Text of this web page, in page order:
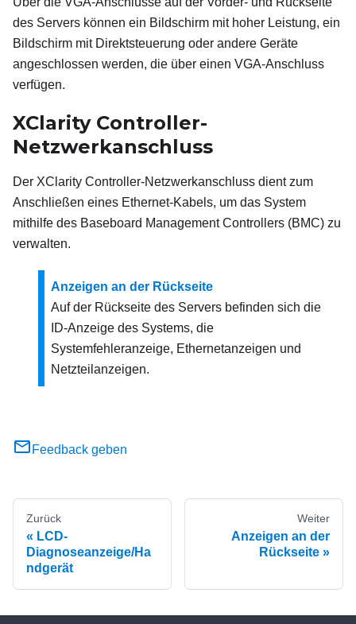
des Servers können ein Bildschirm mit hoher Leistung, ein
Bildschirm mit Direktsteuerung oder andere Geräte
angeschlossen werden, die über einen VGA-Anschluss
verfügen.
XClarity Controller-
Netzwerkanschluss
Der XClarity Controller-Netzwerkanschluss dient zum
Anschließen eines Ethernet-Kabels, um das System
mithilfe des Baseboard Management Controllers (BMC) zu
verwalten.
Anzeigen an der Rückseite
Auf der Rückseite des Servers befinden sich die
ID-Anzeige des Systems, die
Systemfehleranzeige, Ethernetanzeigen und
Netzteilanzeigen.
Feedback geben
Zurück
LCD-
Diagnoseanzeige/Ha
ndgerät
Weiter
Anzeigen an der
Rückseite